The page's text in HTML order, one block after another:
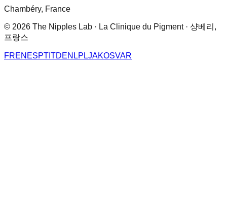
Chambéry, France
© 2026 The Nipples Lab · La Clinique du Pigment · 샹베리,
프랑스
FREN ESPT ITDENLPLJAKOSVAR